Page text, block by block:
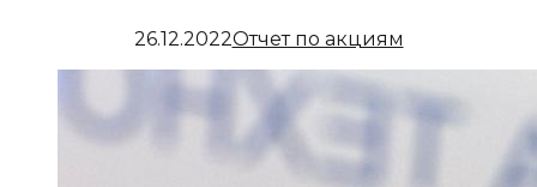
26.12.2022Отчет по акциям